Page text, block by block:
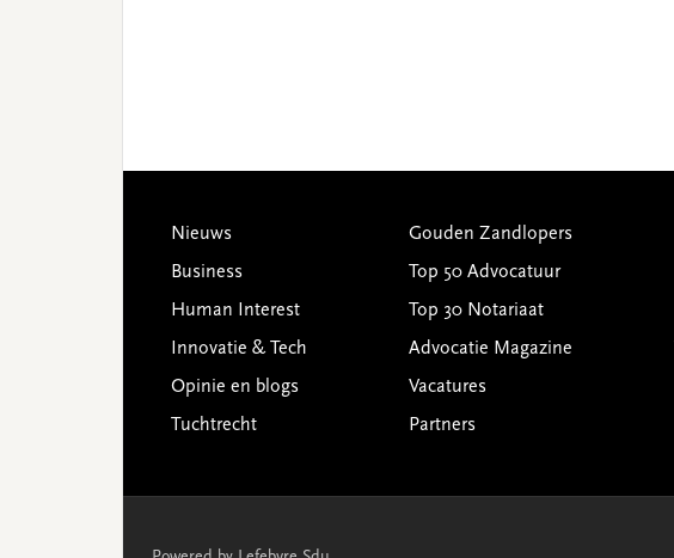
Footer
Nieuws
Business
Human Interest
Innovatie & Tech
Opinie en blogs
Tuchtrecht
Gouden Zandlopers
Top 50 Advocatuur
Top 30 Notariaat
Advocatie Magazine
Vacatures
Partners